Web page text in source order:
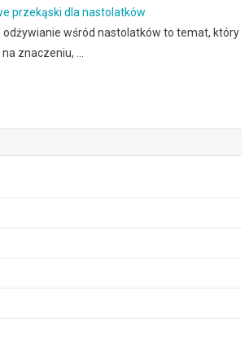
przekąski dla nastolatków
odżywianie wśród nastolatków to temat, który
na znaczeniu, …